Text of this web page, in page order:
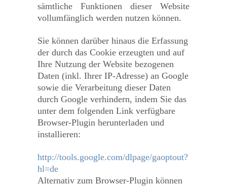
sämtliche Funktionen dieser Website
vollumfänglich werden nutzen können.
Sie können darüber hinaus die Erfassung
der durch das Cookie erzeugten und auf
Ihre Nutzung der Website bezogenen
Daten (inkl. Ihrer IP-Adresse) an Google
sowie die Verarbeitung dieser Daten
durch Google verhindern, indem Sie das
unter dem folgenden Link verfügbare
Browser-Plugin herunterladen und
installieren:
http://tools.google.com/dlpage/gaoptout?
hl=de
Alternativ zum Browser-Plugin können